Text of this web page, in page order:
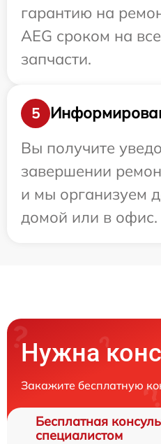
гарантию на
AEG сроком на
запчасти.
5
Вы получите
завершении
и мы организуем
домой или в офис.
Нужна
Закажите бесплатную
Бесплатная
специалистом